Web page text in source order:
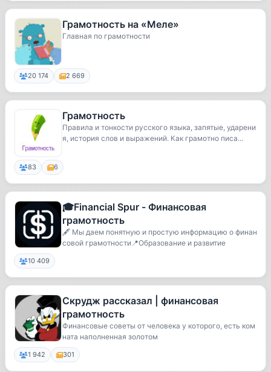
Грамотность на «Меле»
Главная по грамотности
20 174 2 669
Грамотность
Правила и тонкости русского языка, запятые, ударени
я, история слов и выражений. Как грамотно писа...
83 6
🎓Financial Spur - Финансовая
грамотность
🖋 Мы даем понятную и простую информацию о финан
совой грамотности📍Образование и развитие
10 409
Скрудж рассказал | финансовая
грамотность
Финансовые советы от человека у которого, есть ком
ната наполненная золотом
1 942 301